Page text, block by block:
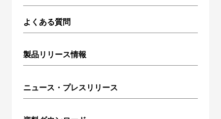
よくある質問
製品リリース情報
ニュース・プレスリリース